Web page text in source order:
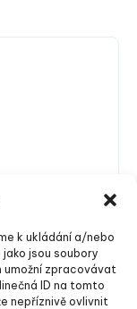
k ukládání a/nebo
jsou soubory
umožní zpracovávat
ID na tomto
nepříznivě ovlivnit